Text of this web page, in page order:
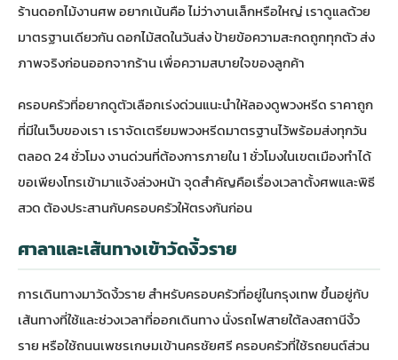
ร้านดอกไม้งานศพอยากเน้นคือ ไม่ว่างานเล็กหรือใหญ่ เราดูแลด้วย
มาตรฐานเดียวกัน ดอกไม้สดในวันส่ง ป้ายข้อความสะกดถูกทุกตัว ส่ง
ภาพจริงก่อนออกจากร้าน เพื่อความสบายใจของลูกค้า
ครอบครัวที่อยากดูตัวเลือกเร่งด่วนแนะนำให้ลองดูพวงหรีด ราคาถูก
ที่มีในเว็บของเรา เราจัดเตรียมพวงหรีดมาตรฐานไว้พร้อมส่งทุกวัน
ตลอด 24 ชั่วโมง งานด่วนที่ต้องการภายใน 1 ชั่วโมงในเขตเมืองทำได้
ขอเพียงโทรเข้ามาแจ้งล่วงหน้า จุดสำคัญคือเรื่องเวลาตั้งศพและพิธี
สวด ต้องประสานกับครอบครัวให้ตรงกันก่อน
ศาลาและเส้นทางเข้าวัดงิ้วราย
การเดินทางมาวัดงิ้วราย สำหรับครอบครัวที่อยู่ในกรุงเทพ ขึ้นอยู่กับ
เส้นทางที่ใช้และช่วงเวลาที่ออกเดินทาง นั่งรถไฟสายใต้ลงสถานีงิ้ว
ราย หรือใช้ถนนเพชรเกษมเข้านครชัยศรี ครอบครัวที่ใช้รถยนต์ส่วน